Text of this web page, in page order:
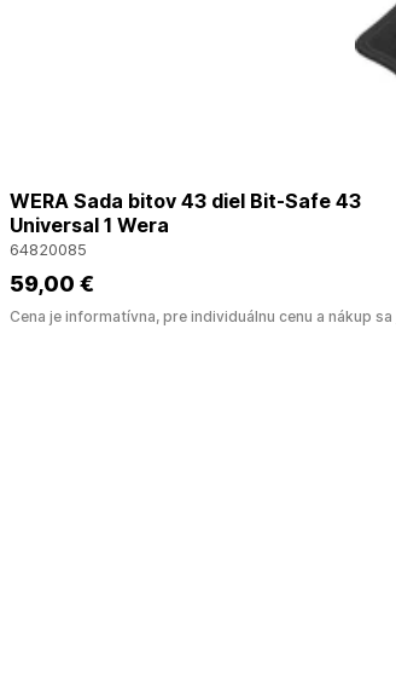
WERA Sada bitov 43 diel Bit-Safe 43
Universal 1 Wera
64820085
59,00 €
Cena je informatívna, pre individuálnu cenu a nákup sa